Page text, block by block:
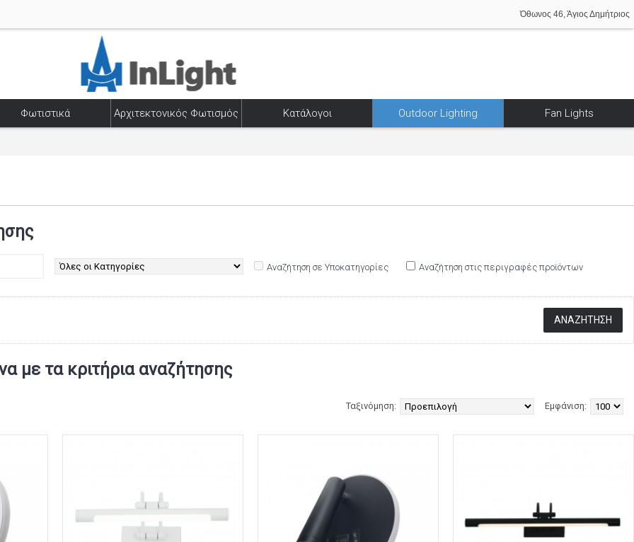
Όθωνος 46, Άγιος Δημήτριος
Φωτιστικά Αρχιτεκτονικός Φωτισμός Κατάλογοι Outdoor Lighting Fan Lights
Αναζήτηση σε Υποκατηγορίες Αναζήτηση στις περιγραφές προϊόντων
με τα κριτήρια αναζήτησης
Εμφάνιση:
Ταξινόμηση: